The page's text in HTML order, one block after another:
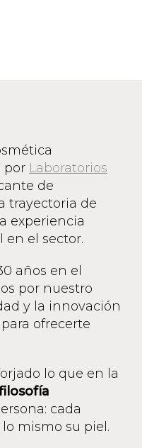
por Laboratorios
de
trayectoria de
experiencia
el sector.
años en el
por nuestro
y la innovación
ofrecerte
lo que en la
cada
mismo su piel.